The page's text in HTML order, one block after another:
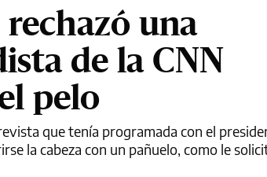
una
de la CNN
pelo
que tenía programada con el
la cabeza con un pañuelo, como le